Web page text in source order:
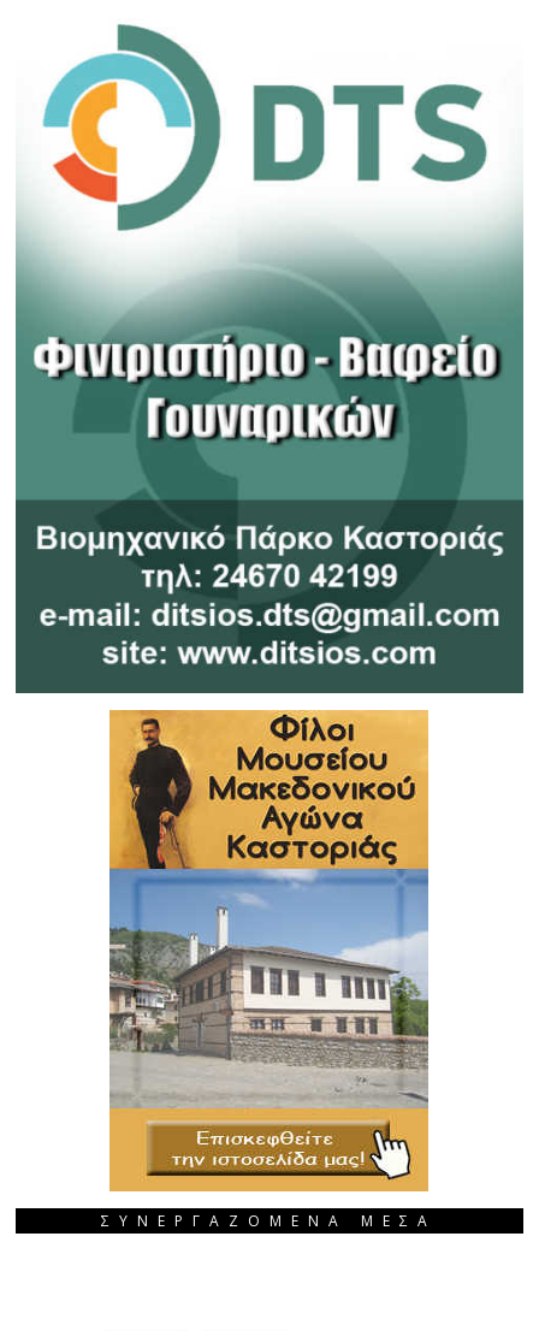
ΣΥΝΕΡΓΑΖΟΜΕΝΑ ΜΕΣΑ